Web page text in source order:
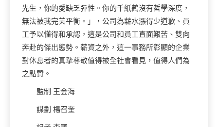
先生，你的愛缺乏彈性。你的千紙鶴沒有哲學深度，
無法被我完美平衡。」，公司為薪水漲得少道歉、員
工予以懂得和承認，這是公司和員工直面艱苦、雙向
奔赴的傑出態勢。薪資之外，這一事務所彰顯的企業
對休息者的真摯尊敬值得被全社會看見，值得人們為
之點贊。
監制 王金海
謀劃 楊召奎